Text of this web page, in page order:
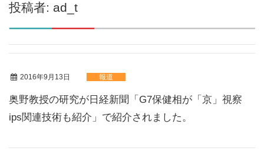
投稿者: ad_t
2016年9月13日 報道
奥野教授の研究が日経新聞「G7保健相が「京」視察
ips関連技術も紹介」で紹介されました。